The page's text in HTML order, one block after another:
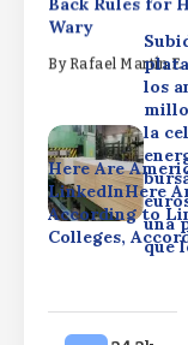
Wary
By Rafael Martín F.
los
la
una
que
Here Are
LinkedInHere
According to
Colleges,
As Trump
Start, Some